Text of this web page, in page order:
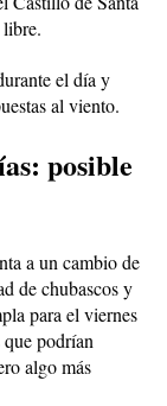
el día y
al viento.
posible
a un cambio de
de chubascos y
para el viernes
podrían
algo más